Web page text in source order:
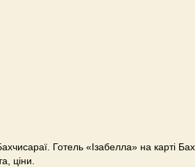
Готель «Ізабелла» на карті
ціни.